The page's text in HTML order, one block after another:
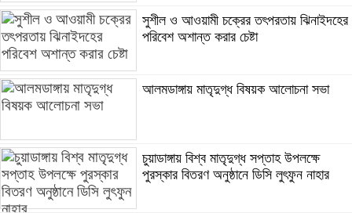
সুশীল ও আওয়ামী চক্রের তৎপরতায় ঝিনাইদহের
পরিবেশ অশান্ত করার চেষ্টা
আলমডাঙ্গায় মাতৃদুগ্ধ বিষয়ক আলোচনা সভা
চুয়াডাঙ্গায় বিশ্ব মাতৃদুগ্ধ সপ্তাহ উপলক্ষে
পুরস্কার বিতরণ অনুষ্ঠানে ডিসি লুৎফুন নাহার